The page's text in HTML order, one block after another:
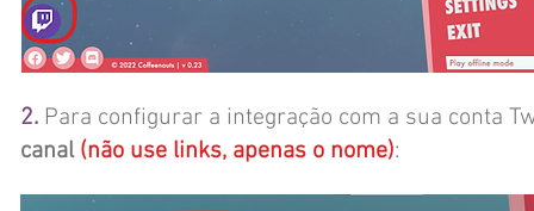
2. Para configurar a integração com a sua conta
canal (não use links, apenas o nome):